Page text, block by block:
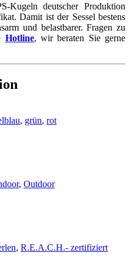
Kugeln deutscher Produktion
Damit ist der Sessel bestens
und belastbarer. Fragen zu
Hotline, wir beraten Sie gerne
, grün, rot
, Outdoor
, R.E.A.C.H.- zertifiziert